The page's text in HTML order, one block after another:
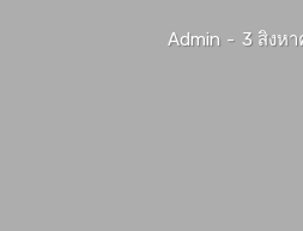
Admin - 3 สิงห